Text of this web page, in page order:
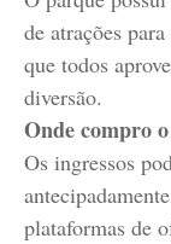
de atrações
que todos
diversão.
Onde compro
Os ingressos
plataformas de